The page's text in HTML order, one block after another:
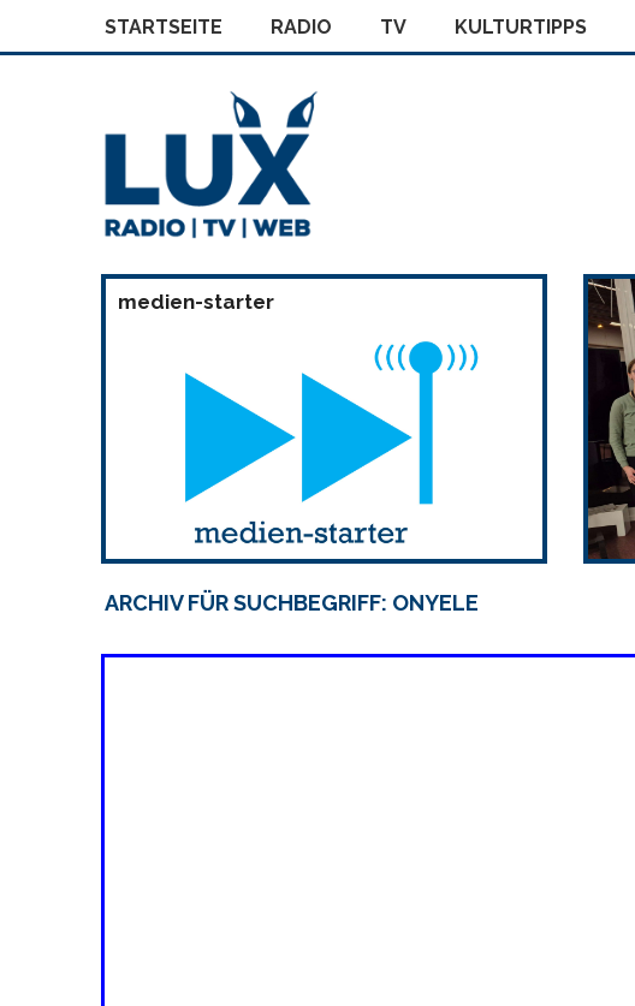
STARTSEITE RADIO TV KULTURTIPPS
medien-starter
ARCHIV FÜR SUCHBEGRIFF: ONYELE